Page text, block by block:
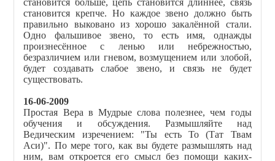
становится больше, цепь становится длиннее, связь
становится крепче. Но каждое звено должно быть
правильно выковано из хорошо закалённой стали.
Одно фальшивое звено, то есть имя, однажды
произнесённое с ленью или небрежностью,
безразличием или гневом, возмущением или злобой,
будет создавать слабое звено, и связь не будет
существовать.
16-06-2009
Простая Вера в Мудрые слова полезнее, чем годы
обучения и обсуждения. Размышляйте над
Ведическим изречением: "Ты есть То (Тат Твам
Аси)". По мере того, как вы будете размышлять над
ним, вам откроется его смысл без помощи каких-